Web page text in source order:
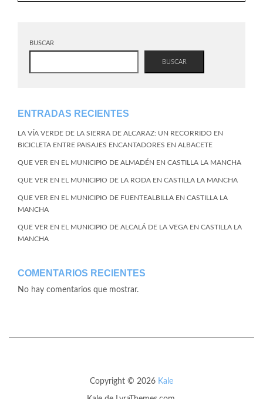
BUSCAR
BUSCAR
ENTRADAS RECIENTES
LA VÍA VERDE DE LA SIERRA DE ALCARAZ: UN RECORRIDO EN
BICICLETA ENTRE PAISAJES ENCANTADORES EN ALBACETE
QUE VER EN EL MUNICIPIO DE ALMADÉN EN CASTILLA LA MANCHA
QUE VER EN EL MUNICIPIO DE LA RODA EN CASTILLA LA MANCHA
QUE VER EN EL MUNICIPIO DE FUENTEALBILLA EN CASTILLA LA
MANCHA
QUE VER EN EL MUNICIPIO DE ALCALÁ DE LA VEGA EN CASTILLA LA
MANCHA
COMENTARIOS RECIENTES
No hay comentarios que mostrar.
Copyright © 2026 Kale